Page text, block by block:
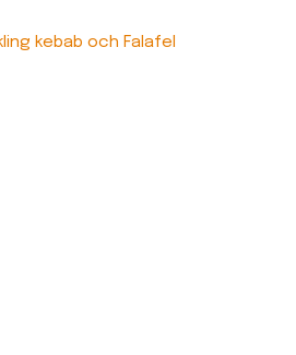
kebab och Falafel